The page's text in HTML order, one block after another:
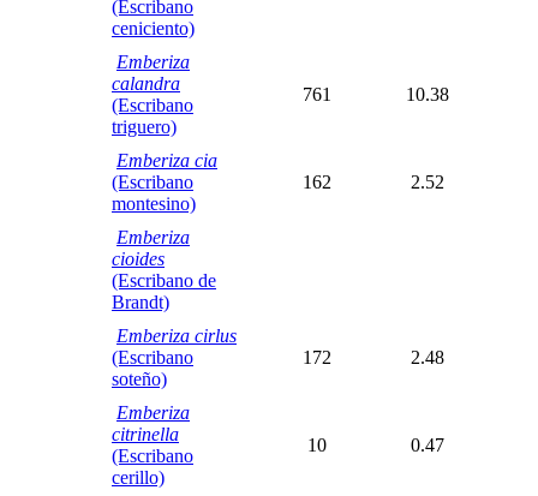
(Escribano
ceniciento)
Emberiza
calandra
(Escribano
triguero)
761 10.38
Emberiza cia
(Escribano
montesino)
162 2.52
Emberiza
cioides
(Escribano de
Brandt)
Emberiza cirlus
(Escribano
soteño)
172 2.48
Emberiza
citrinella
(Escribano
cerillo)
10 0.47